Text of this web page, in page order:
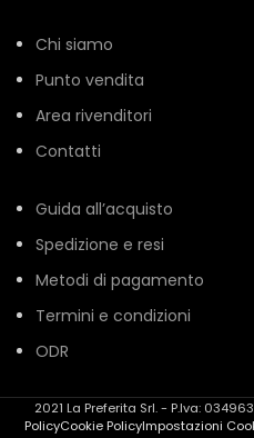
Chi siamo
Punto vendita
Area rivenditori
Contatti
Guida all’acquisto
Spedizione e resi
Metodi di pagamento
Termini e condizioni
ODR
2021 La Preferita Srl. - P.Iva:
PolicyCookie PolicyImpostazioni